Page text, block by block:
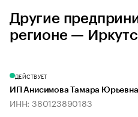
Другие
регионе —
ДЕЙСТВУЕТ
ИП Анисимова Тамара Юрьевна
ИНН: 380123890183